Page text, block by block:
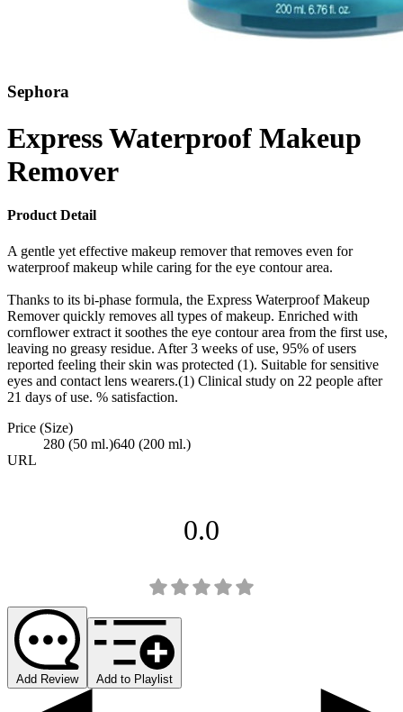
Sephora
Express Waterproof Makeup
Remover
Product Detail
A gentle yet effective makeup remover that removes even for
waterproof makeup while caring for the eye contour area.
Thanks to its bi-phase formula, the Express Waterproof Makeup
Remover quickly removes all types of makeup. Enriched with
cornflower extract it soothes the eye contour area from the first use,
leaving no greasy residue. After 3 weeks of use, 95% of users
reported feeling their skin was protected (1). Suitable for sensitive
eyes and contact lens wearers.(1) Clinical study on 22 people after
21 days of use. % satisfaction.
Price (Size)
280 (50 ml.)640 (200 ml.)
URL
0.0
Add Review Add to Playlist